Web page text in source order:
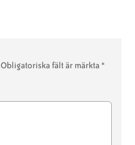
Obligatoriska fält är märkta*